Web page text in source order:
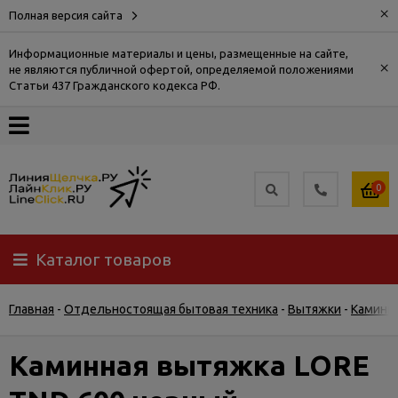
Полная версия сайта ×
Информационные материалы и цены, размещенные на сайте,
не являются публичной офертой, определяемой положениями
Статьи 437 Гражданского кодекса РФ.
×
О
Доставка
Самовывоз
Гарантия
0
Каталог товаров
Главная - Отдельностоящая бытовая техника - Вытяжки -
Каминная вытяжка LORE